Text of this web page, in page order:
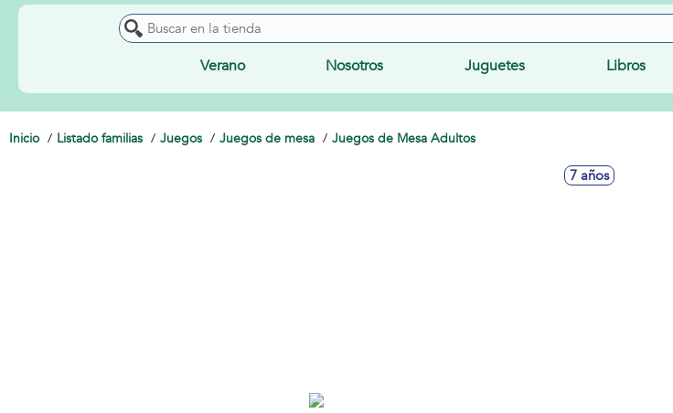
Verano Nosotros Juguetes Libros
Inicio Listado familias Juegos Juegos de mesa Juegos de Mesa Adultos
7 años